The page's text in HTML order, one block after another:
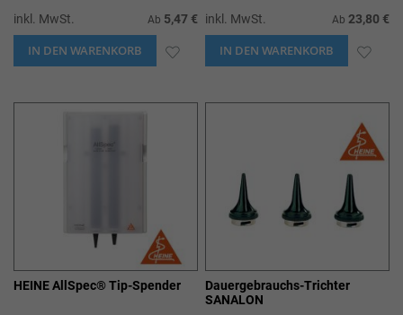
inkl. MwSt. Ab 5,47 €
IN DEN WARENKORB ZUR
inkl. MwSt. Ab 23,80 €
IN DEN WARENKORB ZUR
HEINE AllSpec® Tip-Spender
Dauergebrauchs-Trichter
SANALON